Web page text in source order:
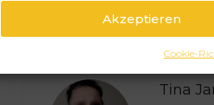
Akzeptieren
Cookie-
Tina